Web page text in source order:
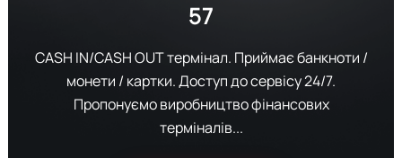
57
CASH IN/CASH OUT термінал. Приймає банкноти /
монети / картки. Доступ до сервісу 24/7.
Пропонуємо виробництво фінансових
терміналів...